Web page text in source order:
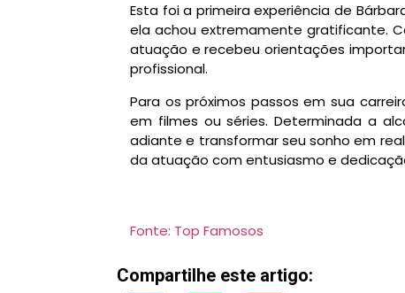
Esta foi a primeira experiência de
ela achou extremamente gratificante.
atuação e recebeu orientações
profissional.
Para os próximos passos em sua
em filmes ou séries. Determinada a
adiante e transformar seu sonho em
da atuação com entusiasmo e
Fonte: Top Famosos
Compartilhe este artigo: